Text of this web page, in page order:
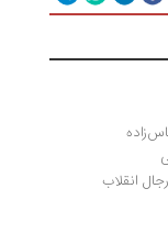
پیرامون یادگار حقیقت: آیت‎الله منتظری در نگاه رجال انقلاب